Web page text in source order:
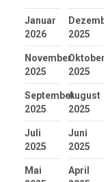
Januar
2026
2025
November
2025
Oktober
2025
September
2025
August
2025
Juli
2025
Juni
2025
Mai
April